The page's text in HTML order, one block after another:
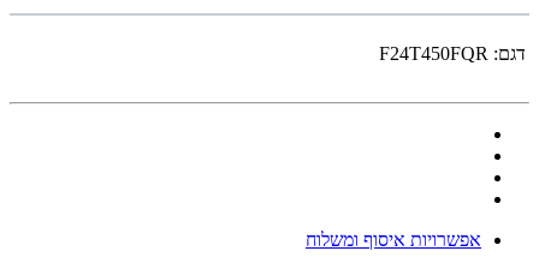
דגם: F24T450FQR
אפשרויות איסוף ומשלוח